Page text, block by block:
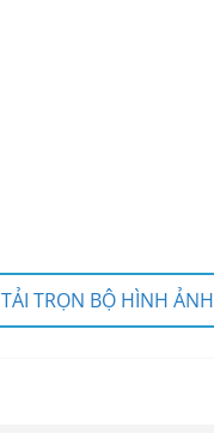
TẢI TRỌN BỘ HÌNH ẢNH